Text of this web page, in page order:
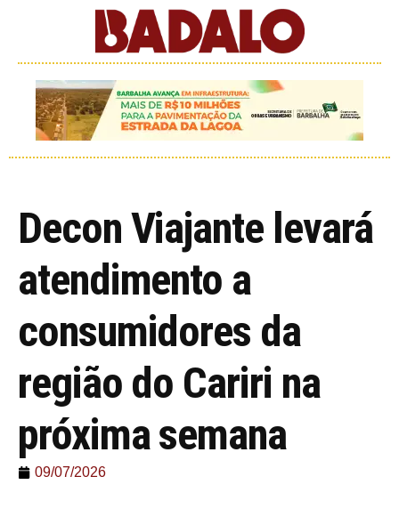
Decon Viajante levará
atendimento a
consumidores da
região do Cariri na
próxima semana
09/07/2026